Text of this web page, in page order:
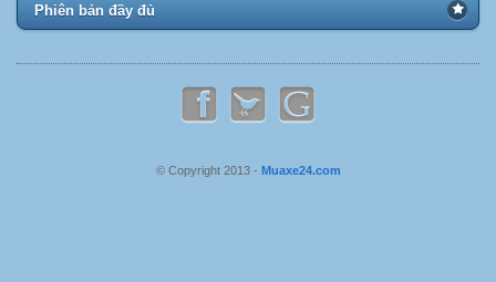
Phiên bản đầy đủ
© Copyright 2013 - Muaxe24.com